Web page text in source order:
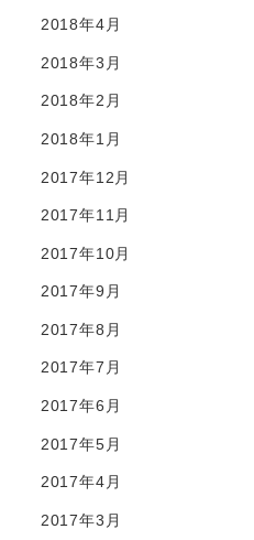
2018年4月
2018年3月
2018年2月
2018年1月
2017年12月
2017年11月
2017年10月
2017年9月
2017年8月
2017年7月
2017年6月
2017年5月
2017年4月
2017年3月